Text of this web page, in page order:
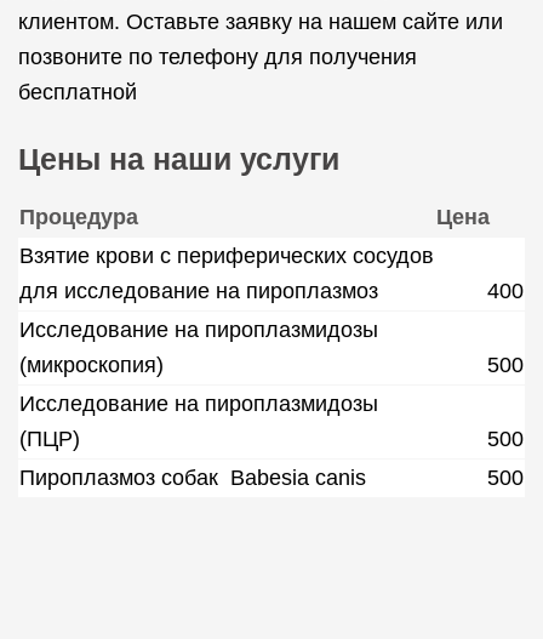
клиентом. Оставьте заявку на нашем сайте или
позвоните по телефону для получения
бесплатной
Цены на наши услуги
Процедура
Цена
Взятие крови с периферических сосудов
для исследование на пироплазмоз
400
Исследование на пироплазмидозы
(микроскопия)
500
Исследование на пироплазмидозы
(ПЦР)
500
Пироплазмоз собак Babesia canis
500